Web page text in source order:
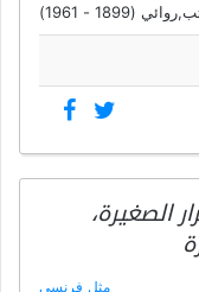
(1899 - 1961)
الصغيرة،
مثل فرنسي